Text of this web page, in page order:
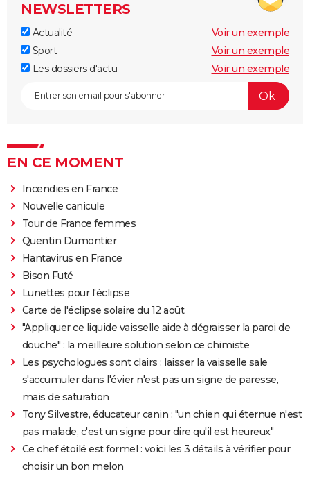
NEWSLETTERS
Actualité
Voir un exemple
Sport
Voir un exemple
Les dossiers d'actu
Voir un exemple
EN CE MOMENT
Incendies en France
Nouvelle canicule
Tour de France femmes
Quentin Dumontier
Hantavirus en France
Bison Futé
Lunettes pour l'éclipse
Carte de l'éclipse solaire du 12 août
"Appliquer ce liquide vaisselle aide à dégraisser la paroi de
douche" : la meilleure solution selon ce chimiste
Les psychologues sont clairs : laisser la vaisselle sale
s'accumuler dans l'évier n'est pas un signe de paresse,
mais de saturation
Tony Silvestre, éducateur canin : "un chien qui éternue n'est
pas malade, c'est un signe pour dire qu'il est heureux"
Ce chef étoilé est formel : voici les 3 détails à vérifier pour
choisir un bon melon